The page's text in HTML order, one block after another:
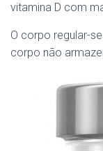
vitamina D com
O corpo regular-
corpo não